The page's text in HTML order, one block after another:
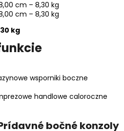
cm – 8,30 kg
cm – 8,30 kg
kg
bočné konzoly